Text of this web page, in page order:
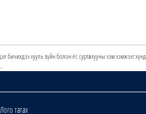
бичихдээ хууль зүйн болон ёс суртахууны хэм хэмжээг
Лого татах